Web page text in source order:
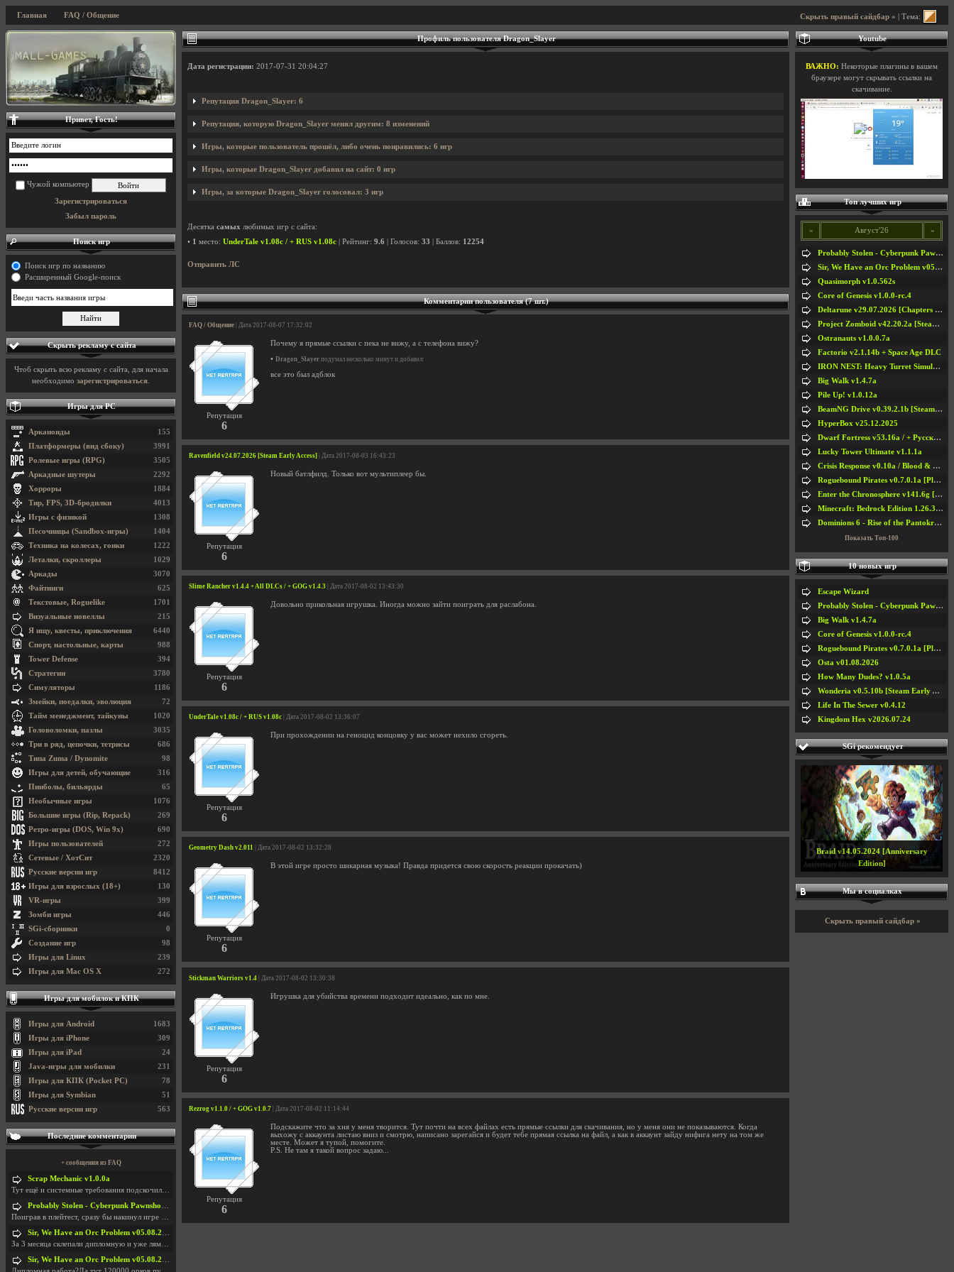
Скрыть правый сайдбар » | Тема:
Главная FAQ / Общение
Профиль пользователя Dragon_Slayer
Дата регистрации: 2017-07-31 20:04:27
Репутация Dragon_Slayer: 6
Репутация, которую Dragon_Slayer менял другим: 8 изменений
Игры, которые пользователь прошёл, либо очень понравились: 6 игр
Игры, которые Dragon_Slayer добавил на сайт: 0 игр
Игры, за которые Dragon_Slayer голосовал: 3 игр
Десятка самых любимых игр с сайта:
• 1 место: UnderTale v1.08c / + RUS v1.08c | Рейтинг: 9.6 | Голосов: 33 | Баллов: 12254
Отправить ЛС
Комментарии пользователя (7 шт.)
FAQ / Общение | Дата 2017-08-07 17:32:02
Репутация
6
Почему я прямые ссылки с пека не вижу, а с телефона вижу?
• Dragon_Slayer подумал несколько минут и добавил:
все это был адблок
Ravenfield v24.07.2026 [Steam Early Access] | Дата 2017-08-03 16:43:23
Репутация
6
Новый батлфилд. Только вот мультиплеер бы.
Slime Rancher v1.4.4 + All DLCs / + GOG v1.4.3 | Дата 2017-08-02 13:43:30
Репутация
6
Довольно прикольная игрушка. Иногда можно зайти поиграть для раслабона.
UnderTale v1.08c / + RUS v1.08c | Дата 2017-08-02 13:36:07
Репутация
6
При прохождении на геноцид концовку у вас может нехило сгореть.
Geometry Dash v2.011 | Дата 2017-08-02 13:32:28
Репутация
6
В этой игре просто шикарная музыка! Правда придется свою скорость реакции прокачать)
Stickman Warriors v1.4 | Дата 2017-08-02 13:30:38
Репутация
6
Игрушка для убийства времени подходит идеально, как по мне.
Rezrog v1.1.0 / + GOG v1.0.7 | Дата 2017-08-02 11:14:44
Репутация
6
Подскажите что за хня у меня творится. Тут почти на всех файлах есть прямые ссылки для скачивания, но у меня они не показываются. Когда
выхожу с аккаунта листаю вниз и смотрю, написано зарегайся и будет тебе прямая ссылка на файл, а как в аккаунт зайду нифига нету на том же
месте. Может я тупой, помогите.
P.S. Не там я такой вопрос задаю...
Привет, Гость!
Чужой компьютер
Зарегистрироваться
Забыл пароль
Поиск игр
Поиск игр по названию
Расширенный Google-поиск
Скрыть рекламу с сайта
Чтоб скрыть всю рекламу с сайта, для начала
необходимо зарегистрироваться
Игры для PC
155
Арканоиды
3991
Платформеры (вид сбоку)
3505
Ролевые игры (RPG)
2292
Аркадные шутеры
1884
Хорроры
4013
Тир, FPS, 3D-бродилки
1308
Игры с физикой
1404
Песочницы (Sandbox-игры)
1222
Техника на колесах, гонки
1029
Леталки, скроллеры
3070
Аркады
625
Файтинги
1701
Текстовые, Roguelike
215
Визуальные новеллы
6440
Я ищу, квесты, приключения
988
Спорт, настольные, карты
394
Tower Defense
3780
Стратегии
1186
Симуляторы
72
Змейки, поедалки, эволюция
1020
Тайм менеджмент, тайкуны
3035
Головоломки, пазлы
686
Три в ряд, цепочки, тетрисы
98
Типа Zuma / Dynomite
316
Игры для детей, обучающие
65
Пинболы, бильярды
1076
Необычные игры
269
Большие игры (Rip, Repack)
690
Ретро-игры (DOS, Win 9x)
272
Игры пользователей
2320
Сетевые / ХотСит
8412
Русские версии игр
130
Игры для взрослых (18+)
399
VR-игры
446
Зомби игры
0
SGi-сборники
98
Создание игр
239
Игры для Linux
272
Игры для Mac OS X
Игры для мобилок и КПК
1683
Игры для Android
309
Игры для iPhone
24
Игры для iPad
231
Java-игры для мобилки
78
Игры для КПК (Pocket PC)
51
Игры для Symbian
563
Русские версии игр
Последние комментарии
+ сообщения из FAQ
Scrap Mechanic v1.0.0a
Тут ещё и системные требования подскочили. Если не
Probably Stolen - Cyberpunk Pawnshop Simulator v048c [Playtest]
Поиграв в плейтест, сразу бы накинул игре наивысши
Sir, We Have an Orc Problem v05.08.2026
За 3 месяца склепали дипломную и уже лям двести ба
Sir, We Have an Orc Problem v05.08.2026
Youtube
ВАЖНО: Некоторые плагины в вашем
браузере могут скрывать ссылки на
скачивание.
Топ лучших игр
« Август'26 »
Probably Stolen - Cyberpunk Pawnshop Simulator v048c [Playtest]
Sir, We Have an Orc Problem v05.08.2026
Quasimorph v1.0.562s
Core of Genesis v1.0.0-rc.4
Deltarune v29.07.2026 [Chapters 1-5] / + RUS [Chapters 1-5]
Project Zomboid v42.20.2a [Steam Early Access]
Ostranauts v1.0.0.7a
Factorio v2.1.14b + Space Age DLC
IRON NEST: Heavy Turret Simulator v1.0a
Big Walk v1.4.7a
Pile Up! v1.0.12a
BeamNG Drive v0.39.2.1b [Steam Early Access]
HyperBox v25.12.2025
Dwarf Fortress v53.16a / + Русская Версия v50.12a
Lucky Tower Ultimate v1.1.1a
Crisis Response v0.10a / Blood & Bullet
Roguebound Pirates v0.7.0.1a [Playtest]
Enter the Chronosphere v141.6g [Steam Early Access]
Minecraft: Bedrock Edition 1.26.33.1a / + TLauncher v2.89
Dominions 6 - Rise of the Pantokrator v6.35a
Показать Топ-100
10 новых игр
Escape Wizard
Probably Stolen - Cyberpunk Pawnshop Simulator v048c [Playtest]
Big Walk v1.4.7a
Core of Genesis v1.0.0-rc.4
Roguebound Pirates v0.7.0.1a [Playtest]
Osta v01.08.2026
How Many Dudes? v1.0.5a
Wonderia v0.5.10b [Steam Early Access]
Life In The Sewer v0.4.12
Kingdom Hex v2026.07.24
SGi рекомендует
Braid v14.05.2024 [Anniversary
Edition]
Мы в социалках
Скрыть правый сайдбар »